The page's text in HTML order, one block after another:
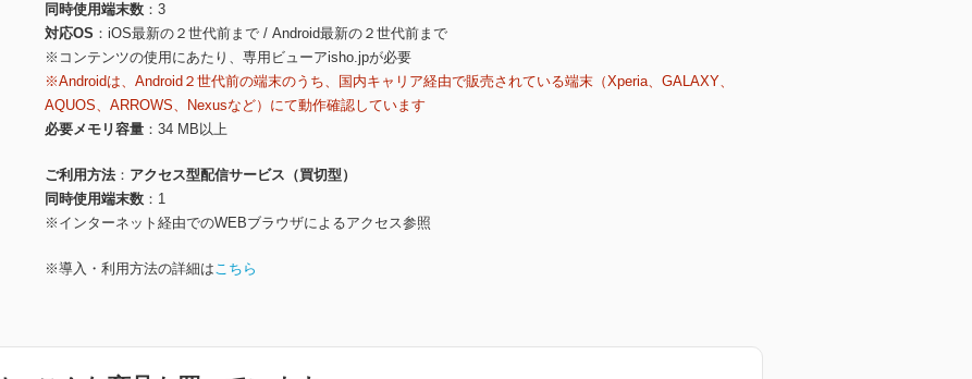
同時使用端末数
3
対応OS
iOS最新の２世代前まで / Android最新の２世代前まで
※コンテンツの使用にあたり、専用ビューアisho.jpが必要
※Androidは、Android２世代前の端末のうち、国内キャリア経由で販売されている端末（Xperia、GALAXY、
AQUOS、ARROWS、Nexusなど）にて動作確認しています
必要メモリ容量
34 MB以上
ご利用方法
アクセス型配信サービス（買切型）
同時使用端末数
1
※インターネット経由でのWEBブラウザによるアクセス参照
※導入・利用方法の詳細はこちら